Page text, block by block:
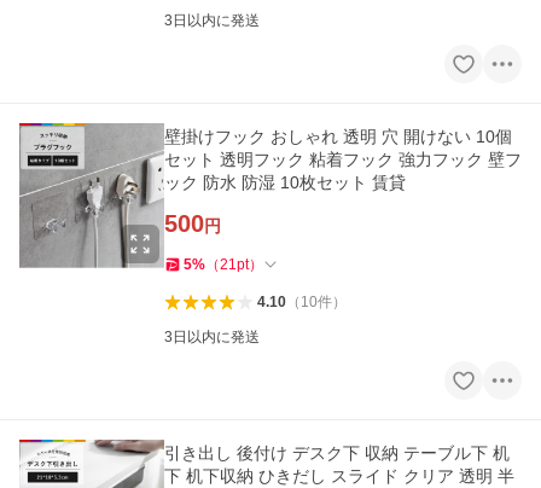
3日以内に発送
壁掛けフック おしゃれ 透明 穴 開けない 10個
セット 透明フック 粘着フック 強力フック 壁フ
ック 防水 防湿 10枚セット 賃貸
500円
5% （21pt）
4.10（ 10件）
3日以内に発送
引き出し 後付け デスク下 収納 テーブル下 机
下 机下収納 ひきだし スライド クリア 透明 半